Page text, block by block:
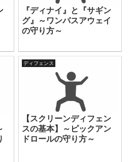
『ディナイ』と『サギン
グ』～ワンパスアウェイ
の守り方～
ディフェンス
【スクリーンディフェン
スの基本】～ピックアン
ドロールの守り方～